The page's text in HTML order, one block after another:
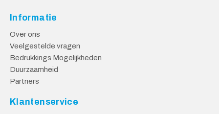
Informatie
Over ons
Veelgestelde vragen
Bedrukkings Mogelijkheden
Duurzaamheid
Partners
Klantenservice